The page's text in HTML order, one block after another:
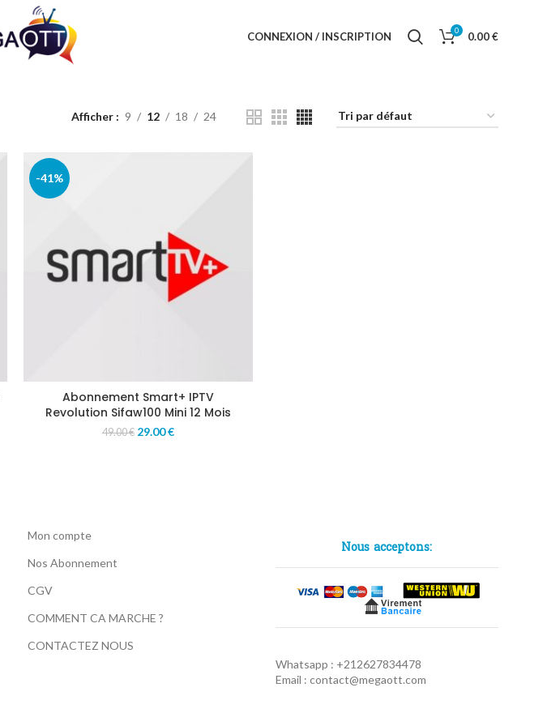
CONNEXION / INSCRIPTION 0 0.00€
Afficher 9 12 18 24
-41%
Abonnement Smart+ IPTV
Revolution Sifaw100 Mini 12 Mois
49.00€ 29.00€
Mon compte
Nos Abonnement
CGV
COMMENT CA MARCHE ?
CONTACTEZ NOUS
Nous acceptons:
Whatsapp : +212627834478
Email : contact@megaott.com